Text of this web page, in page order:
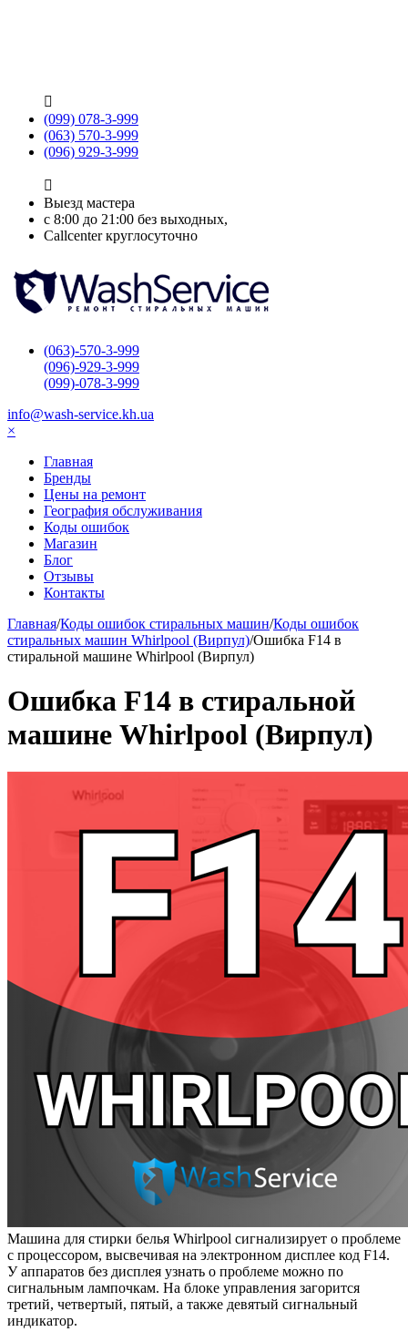

(099) 078-3-999
(063) 570-3-999
(096) 929-3-999

Выезд мастера
с 8:00 до 21:00 без выходных,
Callcenter круглосуточно
(063)-570-3-999
(096)-929-3-999
(099)-078-3-999
info@wash-service.kh.ua
×
Главная
Бренды
Цены на ремонт
География обслуживания
Коды ошибок
Магазин
Блог
Отзывы
Контакты
Главная/Коды ошибок стиральных машин/Коды ошибок
стиральных машин Whirlpool (Вирпул)/Ошибка F14 в
стиральной машине Whirlpool (Вирпул)
Ошибка F14 в стиральной
машине Whirlpool (Вирпул)
Машина для стирки белья Whirlpool сигнализирует о проблеме
с процессором, высвечивая на электронном дисплее код F14.
У аппаратов без дисплея узнать о проблеме можно по
сигнальным лампочкам. На блоке управления загорится
третий, четвертый, пятый, а также девятый сигнальный
индикатор.